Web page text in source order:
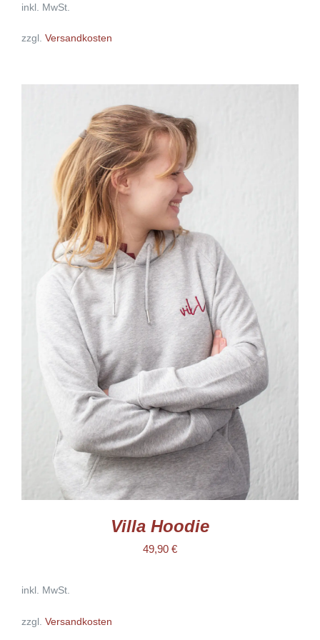
inkl. MwSt.
zzgl. Versandkosten
AUSFÜHRUNG WÄHLEN
DIESES
PRODUKT
WEIST
MEHRERE
VARIANTEN
AUF.
DIE
OPTIONEN
KÖNNEN
AUF
DER
PRODUKTSEITE
GEWÄHLT
WERDEN
/ DETAILS
Villa Hoodie
49,90 €
inkl. MwSt.
zzgl. Versandkosten